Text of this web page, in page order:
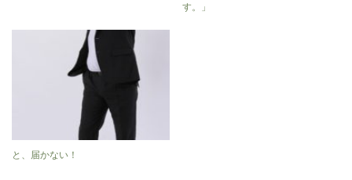
す。」
と、届かない！